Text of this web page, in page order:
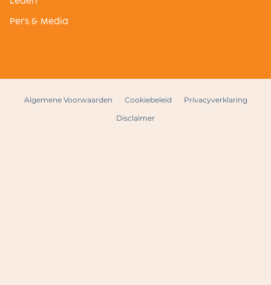
Pers & Media
Algemene Voorwaarden Cookiebeleid
Privacyverklaring
Disclaimer